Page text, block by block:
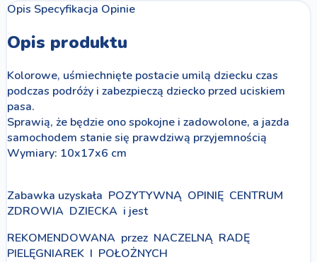
Opis Specyfikacja Opinie
Opis produktu
Kolorowe, uśmiechnięte postacie umilą dziecku czas
podczas podróży i zabezpieczą dziecko przed uciskiem
pasa.
Sprawią, że będzie ono spokojne i zadowolone, a jazda
samochodem stanie się prawdziwą przyjemnością
Wymiary: 10x17x6 cm
Zabawka uzyskała POZYTYWNĄ OPINIĘ CENTRUM
ZDROWIA DZIECKA i jest
REKOMENDOWANA przez NACZELNĄ RADĘ
PIELĘGNIAREK I POŁOŻNYCH